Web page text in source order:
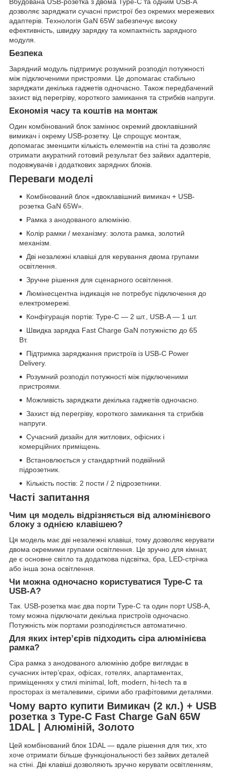
дозволяє заряджати сучасні пристрої без окремих мережевих
адаптерів. Технологія GaN 65W забезпечує високу
ефективність, швидку зарядку та компактність зарядного
модуля.
Безпека
Зарядний модуль підтримує розумний розподіл потужності
між підключеними пристроями. Це допомагає стабільно
заряджати декілька гаджетів одночасно. Також передбачений
захист від перегріву, короткого замикання та стрибків напруги.
Економія часу та коштів на монтаж
Один комбінований блок замінює окремий двоклавішний
вимикач і окрему USB-розетку. Це спрощує монтаж,
допомагає зменшити кількість елементів на стіні та дозволяє
отримати акуратний готовий результат без зайвих адаптерів,
подовжувачів і додаткових зарядних блоків.
Переваги моделі
Комбінований блок «двоклавішний вимикач + USB-
розетка GaN 65W».
Рамка з анодованого алюмінію.
Колір рамки / механізму: золота рамка, золотий
механізм.
Дві незалежні клавіші для керування двома групами
освітлення.
Зручне рішення для сценарного освітлення.
Люмінесцентна індикація не потребує підключення до
електромережі.
Конфігурація портів: Type-C — 2 шт., USB-A — 1 шт.
Швидка зарядка Fast Charge GaN потужністю до 65
Вт.
Підтримка заряджання пристроїв із USB-C Power
Delivery.
Розумний розподіл потужності між підключеними
пристроями.
Можливість заряджати декілька гаджетів одночасно.
Захист від перегріву, короткого замикання та стрибків
напруги.
Сучасний дизайн для житлових, офісних і
комерційних приміщень.
Встановлюється у стандартний подвійний
підрозетник.
Кількість постів: 2 пости / 2 підрозетники.
Часті запитання
Чим ця модель відрізняється від алюмінієвого
блоку з однією клавішею?
Ця модель має дві незалежні клавіші, тому дозволяє керувати
двома окремими групами освітлення. Це зручно для кімнат,
де є основне світло та додаткова підсвітка, бра, LED-стрічка
або інша зона освітлення.
Чи можна одночасно користуватися Type-C та
USB-A?
Так. USB-розетка має два порти Type-C та один порт USB-A,
тому можна підключати декілька пристроїв одночасно.
Потужність між портами розподіляється автоматично.
Для яких інтер’єрів підходить сіра алюмінієва
рамка?
Сіра рамка з анодованого алюмінію добре виглядає в
сучасних інтер’єрах, офісах, готелях, апартаментах,
приміщеннях у стилі minimal, loft, modern, hi-tech та в
просторах із металевими, сірими або графітовими деталями.
Чому варто купити Вимикач (2 кл.) + USB
розетка з Type-C Fast Charge GaN 65W
1DAL | Алюміній, Золото
Цей комбінований блок 1DAL — вдале рішення для тих, хто
хоче отримати більше функціональності без зайвих деталей
на стіні. Дві клавіші дозволяють зручно керувати освітленням,